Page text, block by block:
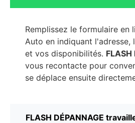
Remplissez le formulaire en
Auto en indiquant l'adresse,
et vos disponibilités. FLASH
vous recontacte pour
se déplace ensuite
FLASH DÉPANNAGE